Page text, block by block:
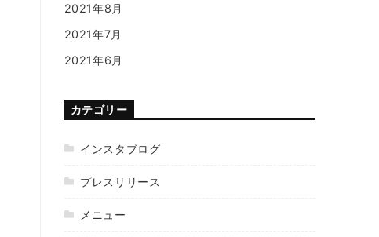
2021年8月
2021年7月
2021年6月
カテゴリー
インスタブログ
プレスリリース
メニュー